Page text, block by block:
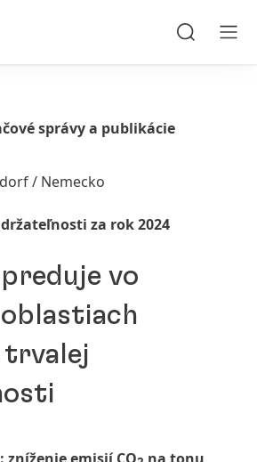
správy a publikácie
/ Nemecko
za rok 2024
vo